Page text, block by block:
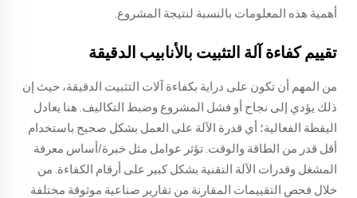
أهمية هذه المعلومات بالنسبة لنتيجة المشروع.
تقييم كفاءة آلة التثبيت بالأنابيب الدقيقة
من المهم أن تكون على دراية بكفاءة آلات التثبيت الدقيقة، حيث إن
ذلك يؤدي إلى نجاح أو فشل المشروع وضبط التكاليف. هنا يعادل
اليقظة الفعالية؛ أي قدرة الآلة على العمل بشكل صحيح باستخدام
أقل قدر من الطاقة والوقت. تؤثر عوامل مثل خبرة/أساس معرفة
المشغل وقدرات الآلة التقنية بشكل كبير على أرقام الكفاءة. من
خلال فحص التقييمات المقارنة من تقارير صناعية موثوقة مختلفة